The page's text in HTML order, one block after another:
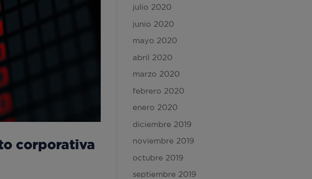
corporativa
julio 2020
junio 2020
mayo 2020
abril 2020
marzo 2020
febrero 2020
enero 2020
diciembre 2019
noviembre 2019
octubre 2019
septiembre 2019